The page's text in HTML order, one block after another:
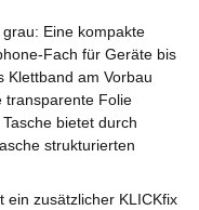
Eine kompakte
Fach für Geräte bis
Klettband am Vorbau
transparente Folie
bietet durch
strukturierten
ein zusätzlicher KLICKfix